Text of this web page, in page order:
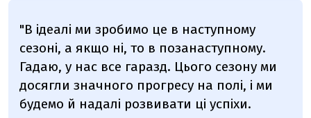
"В ідеалі ми зробимо це в наступному
сезоні, а якщо ні, то в позанаступному.
Гадаю, у нас все гаразд. Цього сезону ми
досягли значного прогресу на полі, і ми
будемо й надалі розвивати ці успіхи.